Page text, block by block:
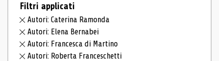
Filtri applicati
Autori: Caterina Ramonda
Autori: Elena Bernabei
Autori: Francesca di Martino
Autori: Roberta Franceschetti